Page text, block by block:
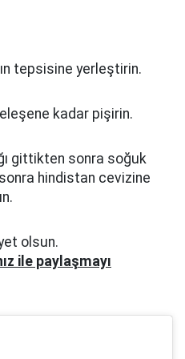
tepsisine yerleştirin.
kadar pişirin.
gittikten sonra soğuk
sonra hindistan cevizine
olsun.
ile paylaşmayı